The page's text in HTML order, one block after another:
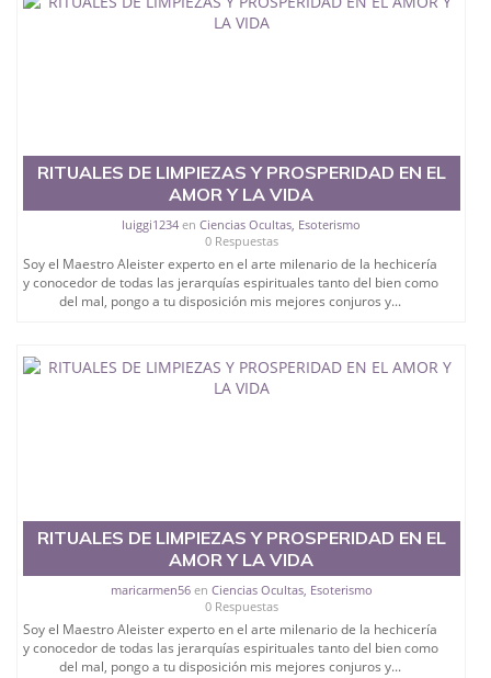
RITUALES DE LIMPIEZAS Y PROSPERIDAD EN EL
AMOR Y LA VIDA
luiggi1234 enCiencias Ocultas, Esoterismo
0 Respuestas
Soy el Maestro Aleister experto en el arte milenario de la hechicería
y conocedor de todas las jerarquías espirituales tanto del bien como
del mal, pongo a tu disposición mis mejores conjuros y...
RITUALES DE LIMPIEZAS Y PROSPERIDAD EN EL
AMOR Y LA VIDA
maricarmen56en Ciencias Ocultas, Esoterismo
0 Respuestas
Soy el Maestro Aleister experto en el arte milenario de la hechicería
y conocedor de todas las jerarquías espirituales tanto del bien como
del mal, pongo a tu disposición mis mejores conjuros y...